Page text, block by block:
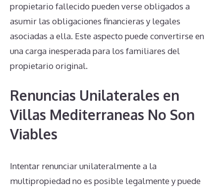
propietario fallecido pueden verse obligados a
asumir las obligaciones financieras y legales
asociadas a ella. Este aspecto puede convertirse en
una carga inesperada para los familiares del
propietario original.
Renuncias Unilaterales en
Villas Mediterraneas No Son
Viables
Intentar renunciar unilateralmente a la
multipropiedad no es posible legalmente y puede